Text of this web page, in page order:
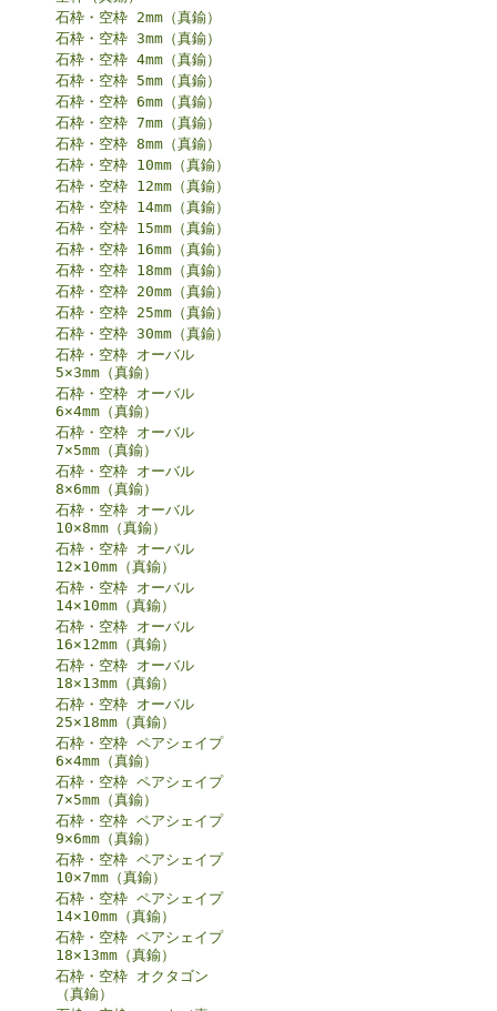
石枠・空枠 2mm（真鍮）
石枠・空枠 3mm（真鍮）
石枠・空枠 4mm（真鍮）
石枠・空枠 5mm（真鍮）
石枠・空枠 6mm（真鍮）
石枠・空枠 7mm（真鍮）
石枠・空枠 8mm（真鍮）
石枠・空枠 10mm（真鍮）
石枠・空枠 12mm（真鍮）
石枠・空枠 14mm（真鍮）
石枠・空枠 15mm（真鍮）
石枠・空枠 16mm（真鍮）
石枠・空枠 18mm（真鍮）
石枠・空枠 20mm（真鍮）
石枠・空枠 25mm（真鍮）
石枠・空枠 30mm（真鍮）
石枠・空枠 オーバル
5×3mm（真鍮）
石枠・空枠 オーバル
6×4mm（真鍮）
石枠・空枠 オーバル
7×5mm（真鍮）
石枠・空枠 オーバル
8×6mm（真鍮）
石枠・空枠 オーバル
10×8mm（真鍮）
石枠・空枠 オーバル
12×10mm（真鍮）
石枠・空枠 オーバル
14×10mm（真鍮）
石枠・空枠 オーバル
16×12mm（真鍮）
石枠・空枠 オーバル
18×13mm（真鍮）
石枠・空枠 オーバル
25×18mm（真鍮）
石枠・空枠 ペアシェイプ
6×4mm（真鍮）
石枠・空枠 ペアシェイプ
7×5mm（真鍮）
石枠・空枠 ペアシェイプ
9×6mm（真鍮）
石枠・空枠 ペアシェイプ
10×7mm（真鍮）
石枠・空枠 ペアシェイプ
14×10mm（真鍮）
石枠・空枠 ペアシェイプ
18×13mm（真鍮）
石枠・空枠 オクタゴン
（真鍮）